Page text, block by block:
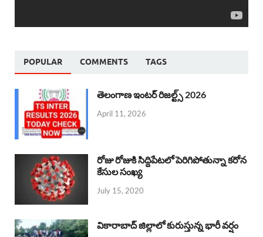
POPULAR COMMENTS TAGS
తెలంగాణ ఇంటర్ రిజల్ట్స్ 2026
April 11, 2026
రోజు రోజుకి సిద్దిపేటలో పెరిగిపోతున్నా కరోన
కేసుల సంఖ్య
July 15, 2020
వికారాబాద్ జిల్లాలో కురుస్తున్న భారీ వర్షం